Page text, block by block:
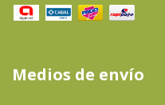
Medios de envío